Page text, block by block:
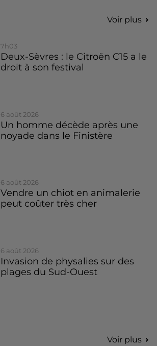
Voir plus
7h03
Deux-Sèvres : le Citroën C15 a le
droit à son festival
6 août 2026
Un homme décède après une
noyade dans le Finistère
6 août 2026
Vendre un chiot en animalerie
peut coûter très cher
6 août 2026
Invasion de physalies sur des
plages du Sud-Ouest
Voir plus